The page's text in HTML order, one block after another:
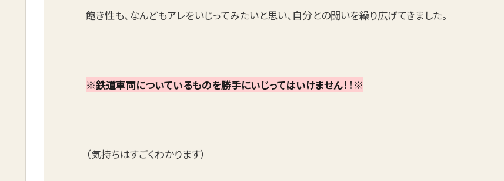
飽き性も、なんどもアレをいじってみたいと思い、自分との闘いを繰り広げてきました。
※鉄道車両についているものを勝手にいじってはいけません！！※
（気持ちはすごくわかります）